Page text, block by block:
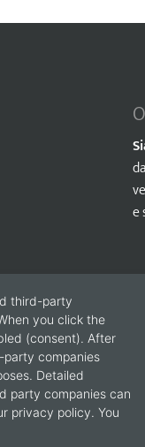
e
( gli spazi
third-party
you click the
(consent). After
companies
Detailed
party companies can
privacy policy. You